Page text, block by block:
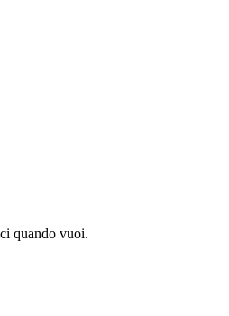
quando vuoi.